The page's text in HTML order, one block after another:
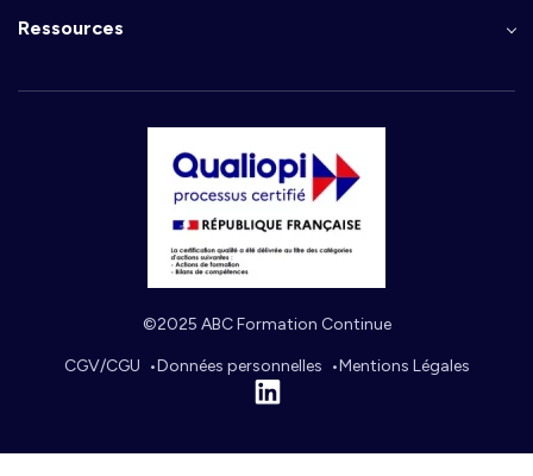
Ressources
©2025 ABC Formation Continue
CGV/CGU Données personnelles
Mentions Légales
Linkedin